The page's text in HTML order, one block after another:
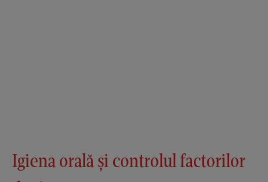
Igiena orală și controlul factorilor